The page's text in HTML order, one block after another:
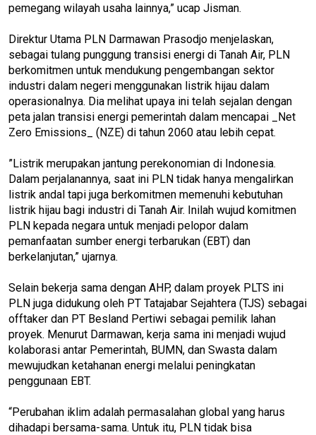
pemegang wilayah usaha lainnya,” ucap Jisman.
Direktur Utama PLN Darmawan Prasodjo menjelaskan,
sebagai tulang punggung transisi energi di Tanah Air, PLN
berkomitmen untuk mendukung pengembangan sektor
industri dalam negeri menggunakan listrik hijau dalam
operasionalnya. Dia melihat upaya ini telah sejalan dengan
peta jalan transisi energi pemerintah dalam mencapai _Net
Zero Emissions_ (NZE) di tahun 2060 atau lebih cepat.
”Listrik merupakan jantung perekonomian di Indonesia.
Dalam perjalanannya, saat ini PLN tidak hanya mengalirkan
listrik andal tapi juga berkomitmen memenuhi kebutuhan
listrik hijau bagi industri di Tanah Air. Inilah wujud komitmen
PLN kepada negara untuk menjadi pelopor dalam
pemanfaatan sumber energi terbarukan (EBT) dan
berkelanjutan,” ujarnya.
Selain bekerja sama dengan AHP, dalam proyek PLTS ini
PLN juga didukung oleh PT Tatajabar Sejahtera (TJS) sebagai
offtaker dan PT Besland Pertiwi sebagai pemilik lahan
proyek. Menurut Darmawan, kerja sama ini menjadi wujud
kolaborasi antar Pemerintah, BUMN, dan Swasta dalam
mewujudkan ketahanan energi melalui peningkatan
penggunaan EBT.
“Perubahan iklim adalah permasalahan global yang harus
dihadapi bersama-sama. Untuk itu, PLN tidak bisa